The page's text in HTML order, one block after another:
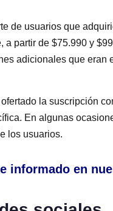
de usuarios que
a partir de $75.990 y
adicionales que eran
la suscripción
En algunas
los usuarios.
informado en